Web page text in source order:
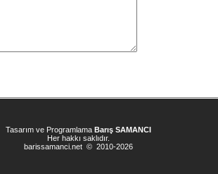
Tasarım ve Programlama Barış SAMANCI
Her hakkı saklıdır.
barissamanci.net © 2010-2026